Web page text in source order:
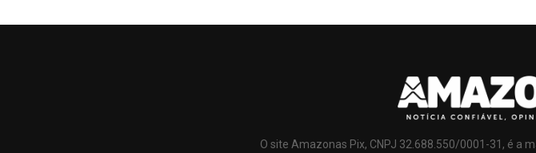
O site Amazonas Pix, CNPJ 32.688.550/0001-31, é a